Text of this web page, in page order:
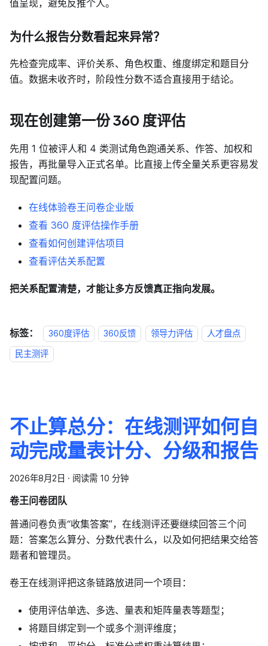
值呈现，避免反推个人。
为什么报告分数看起来异常？
先检查完成率、评价关系、角色权重、维度绑定和题目分
值。数据未收齐时，阶段性分数不适合直接用于结论。
现在创建第一份 360 度评估
先用 1 位被评人和 4 类测试角色跑通关系、作答、加权和
报告，再批量导入正式名单。比直接上传全量关系更容易发
现配置问题。
在线体验卷王问卷企业版
查看 360 度评估操作手册
查看如何创建评估项目
查看评估关系配置
把关系配置清楚，才能让多方反馈真正指向发展。
标签： 360度评估 360反馈 领导力评估
人才盘点
民主测评
不止算总分：在线测评如何自
动完成量表计分、分级和报告
2026年8月2日 · 阅读需 10 分钟
卷王问卷团队
普通问卷负责“收集答案”，在线测评还要继续回答三个问
题：答案怎么算分、分数代表什么，以及如何把结果交给答
题者和管理员。
卷王在线测评把这条链路放进同一个项目：
使用评估单选、多选、量表和矩阵量表等题型；
将题目绑定到一个或多个测评维度；